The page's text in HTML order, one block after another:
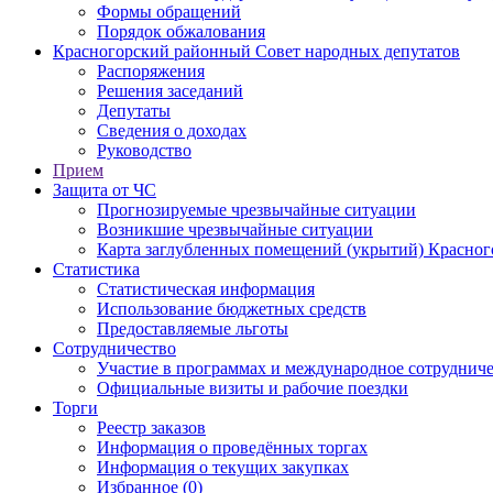
Формы обращений
Порядок обжалования
Красногорский районный Совет народных депутатов
Распоряжения
Решения заседаний
Депутаты
Сведения о доходах
Руководство
Прием
Защита от ЧС
Прогнозируемые чрезвычайные ситуации
Возникшие чрезвычайные ситуации
Карта заглубленных помещений (укрытий)
Статистика
Статистическая информация
Использование бюджетных средств
Предоставляемые льготы
Сотрудничество
Участие в программах и международное
Официальные визиты и рабочие поездки
Торги
Реестр заказов
Информация о проведённых торгах
Информация о текущих закупках
Избранное (0)